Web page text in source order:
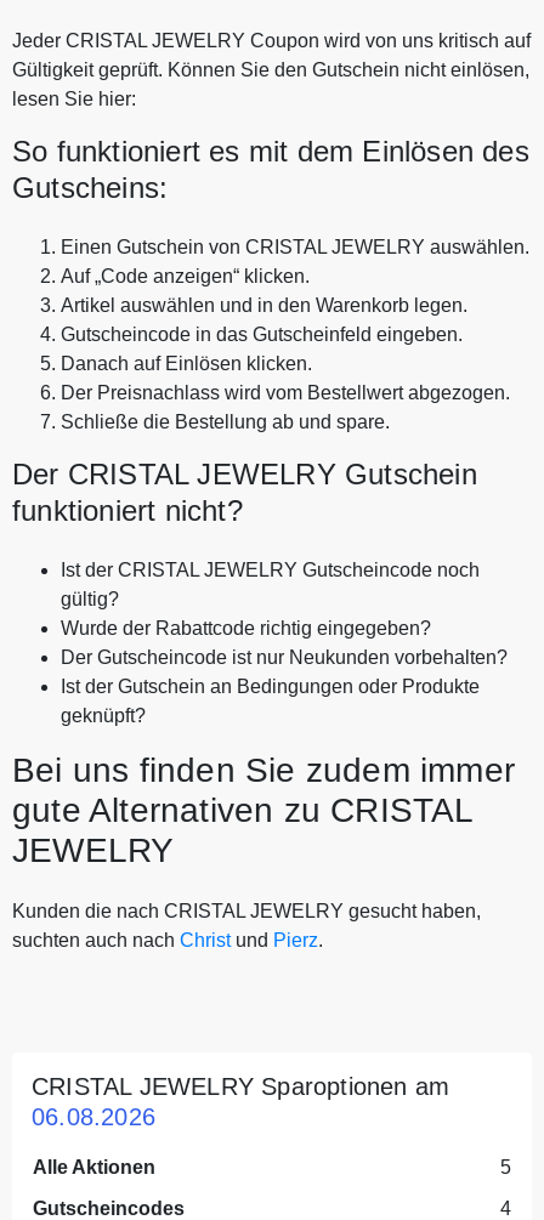
Jeder CRISTAL JEWELRY Coupon wird von uns kritisch auf
Gültigkeit geprüft. Können Sie den Gutschein nicht einlösen,
lesen Sie hier:
So funktioniert es mit dem Einlösen des
Gutscheins:
Einen Gutschein von CRISTAL JEWELRY auswählen.
Auf „Code anzeigen“ klicken.
Artikel auswählen und in den Warenkorb legen.
Gutscheincode in das Gutscheinfeld eingeben.
Danach auf Einlösen klicken.
Der Preisnachlass wird vom Bestellwert abgezogen.
Schließe die Bestellung ab und spare.
Der CRISTAL JEWELRY Gutschein
funktioniert nicht?
Ist der CRISTAL JEWELRY Gutscheincode noch
gültig?
Wurde der Rabattcode richtig eingegeben?
Der Gutscheincode ist nur Neukunden vorbehalten?
Ist der Gutschein an Bedingungen oder Produkte
geknüpft?
Bei uns finden Sie zudem immer
gute Alternativen zu CRISTAL
JEWELRY
Kunden die nach CRISTAL JEWELRY gesucht haben,
suchten auch nach Christund Pierz.
CRISTAL JEWELRY Sparoptionen am
06.08.2026
Alle Aktionen
5
Gutscheincodes
4